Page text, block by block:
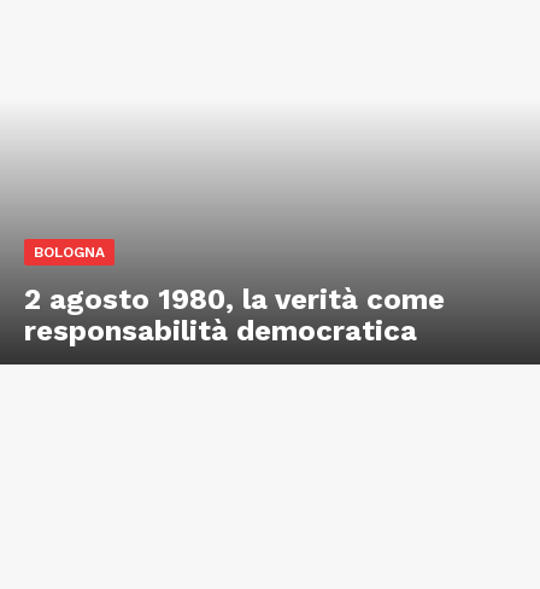
BOLOGNA
2 agosto 1980, la verità come
responsabilità democratica